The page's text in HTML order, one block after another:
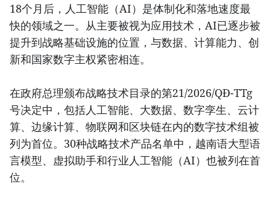
18个月后，人工智能（AI）是体制化和落地速度最
快的领域之一。从主要被视为应用技术，AI已逐步被
提升到战略基础设施的位置，与数据、计算能力、创
新和国家数字主权紧密相连。
在政府总理颁布战略技术目录的第21/2026/QĐ-TTg
号决定中，包括人工智能、大数据、数字孪生、云计
算、边缘计算、物联网和区块链在内的数字技术组被
列为首位。30种战略技术产品名单中，越南语大型语
言模型、虚拟助手和行业人工智能（AI）也被列在首
位。